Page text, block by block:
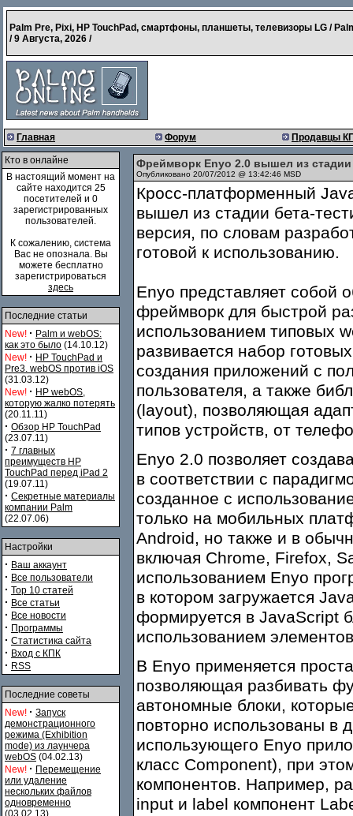
Palm Pre, Pixi, HP TouchPad, смартфоны, планшеты, телевизоры LG /
/9 Августа, 2026 /
Главная Форум Продавцы
Кто в онлайне
В настоящий момент на
сайте находится 25
посетителей и 0
зарегистрированных
пользователей.
К сожалению, система
Вас не опознала. Вы
можете бесплатно
зарегистрироваться
здесь
Последние статьи
New! · Palm и webOS:
как это было (14.10.12)
New! · HP TouchPad и
Pre3. webOS против iOS
(31.03.12)
New! · HP webOS,
которую жалко потерять
(20.11.11)
· Обзор HP TouchPad
(23.07.11)
· 7 главных
преимуществ HP
TouchPad перед iPad 2
(19.07.11)
· Секретные материалы
компании Palm
(22.07.06)
Настройки
· Ваш аккаунт
· Все пользователи
· Top 10 статей
· Все статьи
· Все новости
· Программы
· Статистика сайта
· Вход с КПК
· RSS
Последние советы
New! · Запуск
демонстрационного
режима (Exhibition
mode) из лаунчера
webOS (04.02.13)
New! · Перемещение
или удаление
нескольких файлов
одновременно
(03.02.13)
Фреймворк Enyo 2.0 вышел из стадии
Опубликовано 20/07/2012 @ 13:42:46 MSD
Кросс-платформенный
вышел из стадии бета-
версия, по словам
готовой к использованию.
Enyo представляет собой
фреймворк для быстрой
использованием типовых
развивается набор
создания приложений с
пользователя, а также
(layout), позволяющая
типов устройств, от
Enyo 2.0 позволяет
в соответствии с
созданное с
только на мобильных
Android, но также и в
включая Chrome, Firefox,
использованием Enyo
в котором загружается
формируется в JavaScript
использованием
В Enyo применяется
позволяющая разбивать
автономные блоки,
повторно использованы в
использующего Enyo
класс Component), при
компонентов. Например,
input и label компонент